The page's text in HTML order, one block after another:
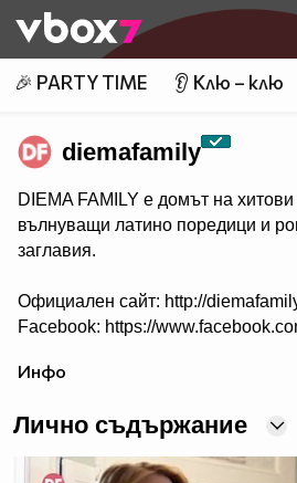
👾
🎉 PARTY TIME 👂 Клю – клю
diemafamily
DIEMA FAMILY e домът на
вълнуващи латино поредици и
заглавия.
Официален сайт: http://
Facebook: https://
Инфо
Лично съдържание